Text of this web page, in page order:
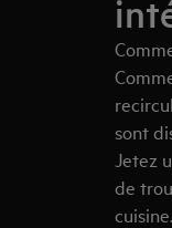
sont
Jetez
de
cuisine.